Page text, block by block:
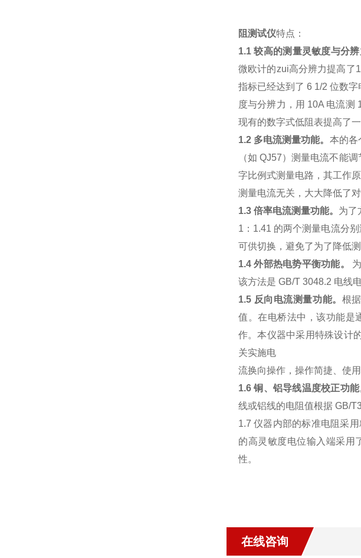
阻测试仪特点：
1.1 较高的测量灵敏度与分辨
微欧计的zui高分辨力提高了
指标已经达到了 6 1/2 位数
度与分辨力，用 10A 电流测
现有的数字式低阻表提高了
1.2 多电流测量功能。 本的各
（如 QJ57）测量电流不能
字比例式测量电路，其工作
测量电流无关，大大降低了
1.3 倍率电流测量功能。 为了
1：1.41 的两个测量电流分
可供切换，避免了为了降低
1.4 外部热电势平衡功能。
该方法是 GB/T 3048.2 电线
1.5 反向电流测量功能。 根
值。在电桥法中，该功能是
作。本仪器中采用特殊设计
关实施电
流换向操作，操作简捷、使用
1.6 铜、铝导线温度校正功能
线或铝线的电阻值根据 GB/
1.7 仪器内部的标准电阻采
的高灵敏度电位输入端采用
性。
在线咨询